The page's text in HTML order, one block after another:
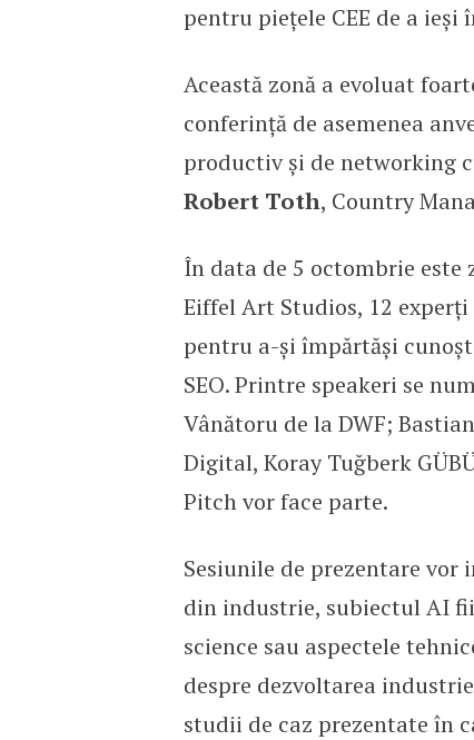
pentru piețele CEE de a
Această zonă a evoluat
conferință de asemenea
productiv și de networking
Robert Toth, Country
În data de 5 octombrie este
Eiffel Art Studios, 12
pentru a-și împărtăși
SEO. Printre speakeri se
Vânătoru de la DWF;
Digital, Koray Tuğberk
Pitch vor face parte.
Sesiunile de prezentare
din industrie, subiectul AI
science sau aspectele
despre dezvoltarea
studii de caz prezentate în